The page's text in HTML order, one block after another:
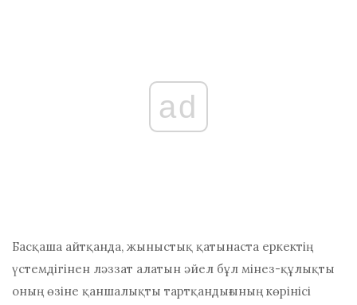
ad
Басқаша айтқанда, жыныстық қатынаста еркектің
үстемдігінен ләззат алатын әйел бұл мінез-құлықты
оның өзіне қаншалықты тартқандығының көрінісі